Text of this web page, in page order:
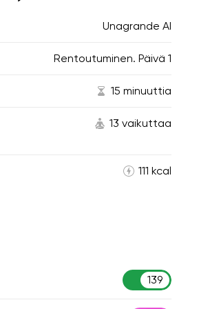
Unagrande AI
Rentoutuminen. Päivä 1
15 minuuttia
13 vaikuttaa
111 kcal
139